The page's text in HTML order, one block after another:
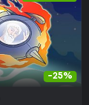
-25%